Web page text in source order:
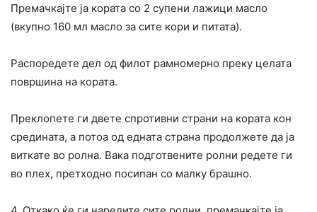
Премачкајте ја кората со 2 супени лажици масло
(вкупно 160 мл масло за сите кори и питата).
Распоредете дел од филот рамномерно преку целата
површина на кората.
Преклопете ги двете спротивни страни на кората кон
средината, а потоа од едната страна продолжете да ја
виткате во ролна. Вака подготвените ролни редете ги
во плех, претходно посипан со малку брашно.